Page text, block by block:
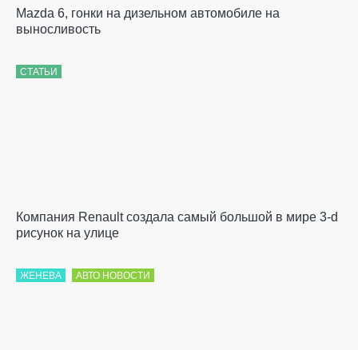
Mazda 6, гонки на дизельном автомобиле на
выносливость
СТАТЬИ
Компания Renault создала самый большой в мире 3-d
рисунок на улице
ЖЕНЕВА АВТО НОВОСТИ